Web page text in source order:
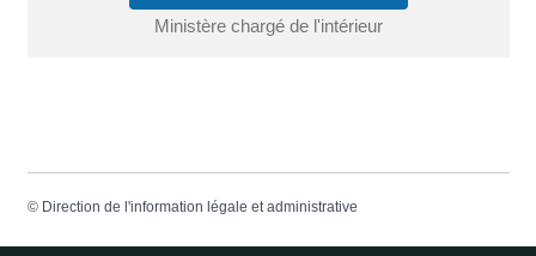
Ministère chargé de l'intérieur
© Direction de l'information légale et administrative